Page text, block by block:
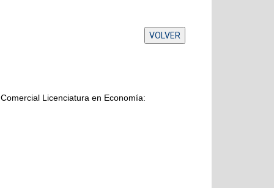
Licenciatura en Economía: